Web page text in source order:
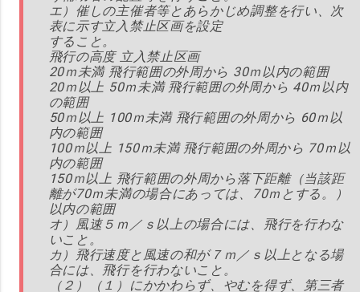
エ）催しの主催者等とあらかじめ調整を行い、次
表に示す立入禁止区画を設定
すること。
飛行の高度 立入禁止区画
20ｍ未満 飛行範囲の外周から 30ｍ以内の範囲
20ｍ以上 50ｍ未満 飛行範囲の外周から 40ｍ以内
の範囲
50ｍ以上 100ｍ未満 飛行範囲の外周から 60ｍ以
内の範囲
100ｍ以上 150ｍ未満 飛行範囲の外周から 70ｍ以
内の範囲
150ｍ以上 飛行範囲の外周から落下距離（当該距
離が70ｍ未満の場合にあっては、70ｍとする。）
以内の範囲
オ）風速５ｍ／ｓ以上の場合には、飛行を行わな
いこと。
カ）飛行速度と風速の和が７ｍ／ｓ以上となる場
合には、飛行を行わないこと。
（２）（１）にかかわらず、やむを得ず、第三者